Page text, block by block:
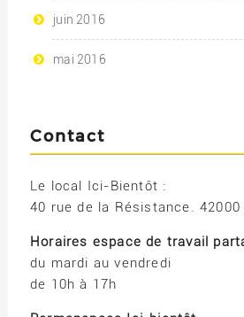
juin 2016
mai 2016
Contact
Le local Ici-Bientôt :
40 rue de la Résistance. 42000
Horaires espace de travail
du mardi au vendredi
de 10h à 17h